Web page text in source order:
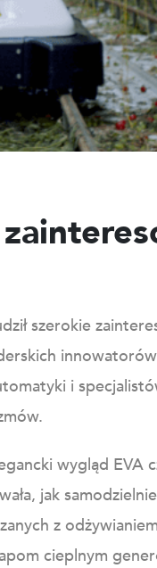
szerokie
i
wygląd EVA
jak
z
cieplnym